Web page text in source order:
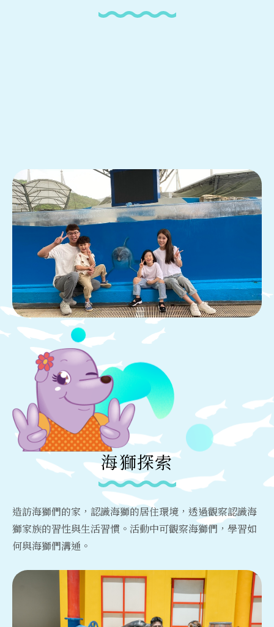
海獅探索
造訪海獅們的家，認識海獅的居住環境，透過觀察認識海
獅家族的習性與生活習慣。活動中可觀察海獅們，學習如
何與海獅們溝通。